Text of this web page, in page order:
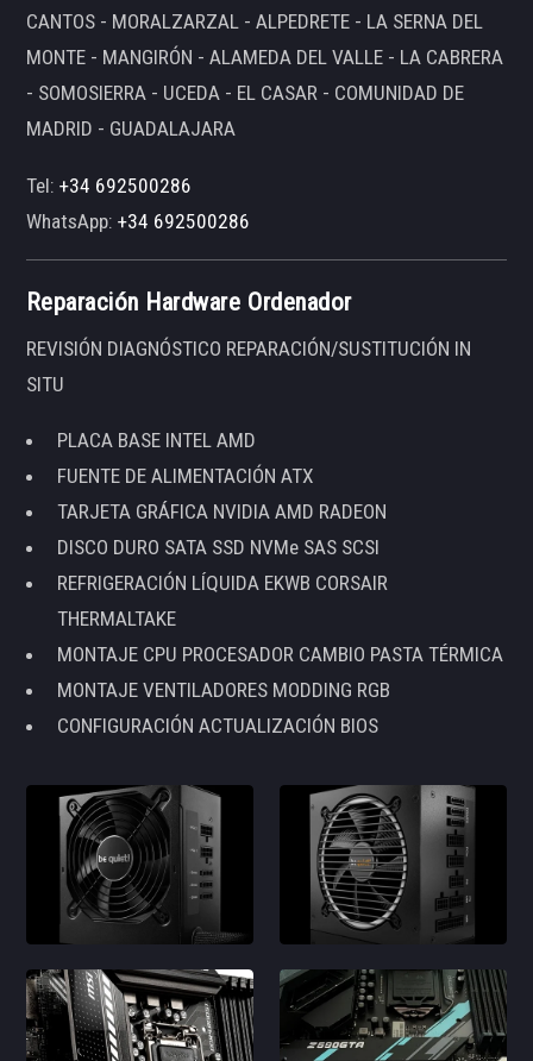
CANTOS - MORALZARZAL - ALPEDRETE - LA SERNA DEL
MONTE - MANGIRÓN - ALAMEDA DEL VALLE - LA CABRERA
- SOMOSIERRA - UCEDA - EL CASAR - COMUNIDAD DE
MADRID - GUADALAJARA
Tel:+34 692500286
WhatsApp:+34 692500286
Reparación Hardware Ordenador
REVISIÓN DIAGNÓSTICO REPARACIÓN/SUSTITUCIÓN IN
SITU
PLACA BASE INTEL AMD
FUENTE DE ALIMENTACIÓN ATX
TARJETA GRÁFICA NVIDIA AMD RADEON
DISCO DURO SATA SSD NVMe SAS SCSI
REFRIGERACIÓN LÍQUIDA EKWB CORSAIR
THERMALTAKE
MONTAJE CPU PROCESADOR CAMBIO PASTA TÉRMICA
MONTAJE VENTILADORES MODDING RGB
CONFIGURACIÓN ACTUALIZACIÓN BIOS